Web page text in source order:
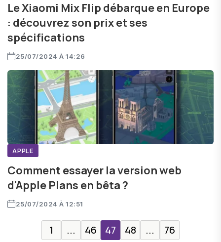
Le Xiaomi Mix Flip débarque en Europe
: découvrez son prix et ses
spécifications
25/07/2024 À 14:26
APPLE
Comment essayer la version web
d'Apple Plans en bêta ?
25/07/2024 À 12:51
1 ... 46 47 48 ... 76